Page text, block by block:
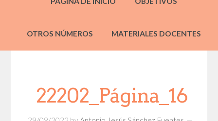
OTROS NÚMEROS MATERIALES DOCENTES
22202_Página_16